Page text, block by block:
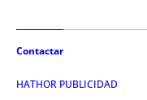
Contactar
HATHOR PUBLICIDAD